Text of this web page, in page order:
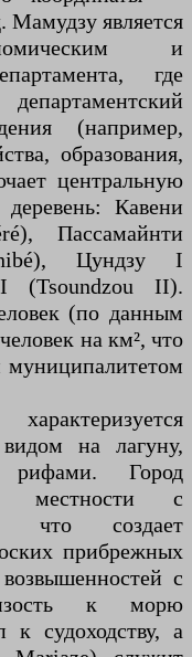
Мамудзу является
и
где
(например,
образования,
центральную
Кавени
Пассамайнти
Цундзу I
(Tsoundzou II).
(по данным
на км², что
муниципалитетом
на лагуну,
рифами. Город
местности с
что создает
прибрежных
с
к морю
к судоходству, а